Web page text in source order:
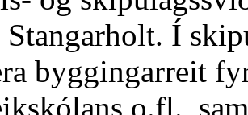
Í
byggingarreit
o.fl.,